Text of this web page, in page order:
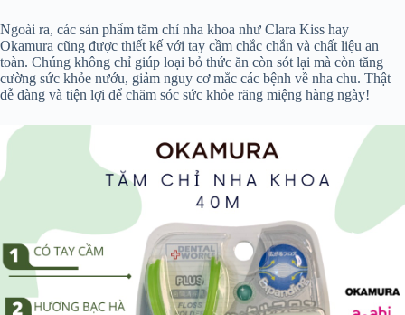
Ngoài ra, các sản phẩm tăm chỉ nha khoa như Clara Kiss hay
Okamura cũng được thiết kế với tay cầm chắc chắn và chất liệu an
toàn. Chúng không chỉ giúp loại bỏ thức ăn còn sót lại mà còn tăng
cường sức khỏe nướu, giảm nguy cơ mắc các bệnh về nha chu. Thật
dễ dàng và tiện lợi để chăm sóc sức khỏe răng miệng hàng ngày!